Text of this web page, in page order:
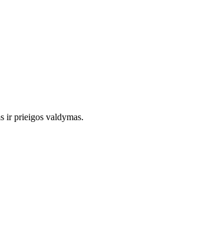
ir prieigos valdymas.